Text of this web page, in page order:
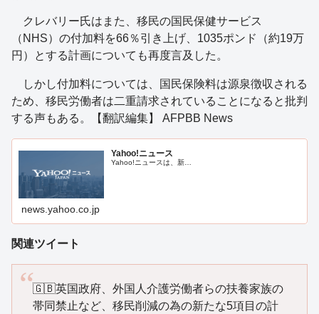
クレバリー氏はまた、移民の国民保健サービス
（NHS）の付加料を66％引き上げ、1035ポンド（約19万
円）とする計画についても再度言及した。
しかし付加料については、国民保険料は源泉徴収される
ため、移民労働者は二重請求されていることになると批判
する声もある。【翻訳編集】 AFPBB News
Yahoo!ニュース
Yahoo!ニュースは、新…
news.yahoo.co.jp
関連ツイート
🇬🇧英国政府、外国人介護労働者らの扶養家族の
帯同禁止など、移民削減の為の新たな5項目の計